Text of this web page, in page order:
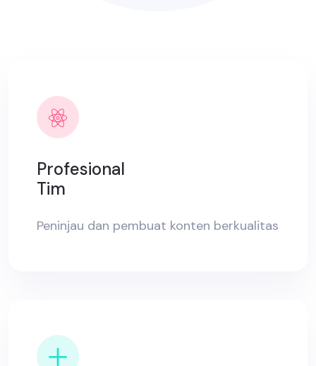
Profesional
Tim
Peninjau dan pembuat konten berkualitas